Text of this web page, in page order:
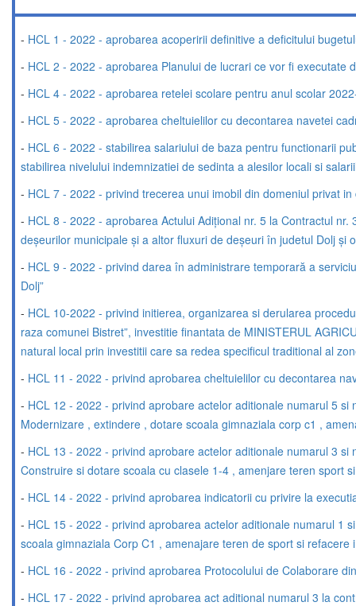
- HCL 1 - 2022 - aprobarea acoperirii definitive a deficitului
- HCL 2 - 2022 - aprobarea Planului de lucrari ce vor fi
- HCL 4 - 2022 - aprobarea retelei scolare pentru anul scolar
- HCL 5 - 2022 - aprobarea cheltuielilor cu decontarea navetei
- HCL 6 - 2022 - stabilirea salariului de baza pentru functionarii
stabilirea nivelului indemnizatiei de sedinta a alesilor locali si
- HCL 7 - 2022 - privind trecerea unui imobil din domeniul privat
- HCL 8 - 2022 - aprobarea Actului Adițional nr. 5 la Contractul
deșeurilor municipale și a altor fluxuri de deșeuri în judetul Dolj
- HCL 9 - 2022 - privind darea în administrare temporară a
Dolj”
- HCL 10-2022 - privind initierea, organizarea si derularea
raza comunei Bistret”, investitie finantata de MINISTERUL
natural local prin investitii care sa redea specificul traditional al
- HCL 11 - 2022 - privind aprobarea cheltuielilor cu decontarea
- HCL 12 - 2022 - privind aprobare actelor aditionale numarul 5
Modernizare , extindere , dotare scoala gimnaziala corp c1 ,
- HCL 13 - 2022 - privind aprobare actelor aditionale numarul 3
Construire si dotare scoala cu clasele 1-4 , amenjare teren sport
- HCL 14 - 2022 - privind aprobarea indicatorii cu privire la
- HCL 15 - 2022 - privind aprobarea actelor aditionale numarul 1
scoala gimnaziala Corp C1 , amenajare teren de sport si
- HCL 16 - 2022 - privind aprobarea Protocolului de Colaborare
- HCL 17 - 2022 - privind aprobarea act aditional numarul 3 la